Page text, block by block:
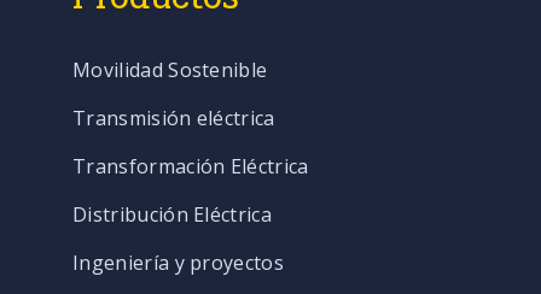
Movilidad Sostenible
Transmisión eléctrica
Transformación Eléctrica
Distribución Eléctrica
Ingeniería y proyectos